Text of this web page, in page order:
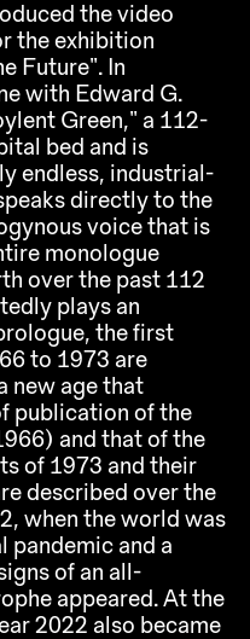
the video
the exhibition
Future“. In
with Edward G.
Green,“ a 112-
bed and is
endless, industrial-
directly to the
voice that is
monologue
over the past 112
plays an
the first
to 1973 are
new age that
publication of the
and that of the
of 1973 and their
described over the
when the world was
pandemic and a
of an all-
appeared. At the
2022 also became